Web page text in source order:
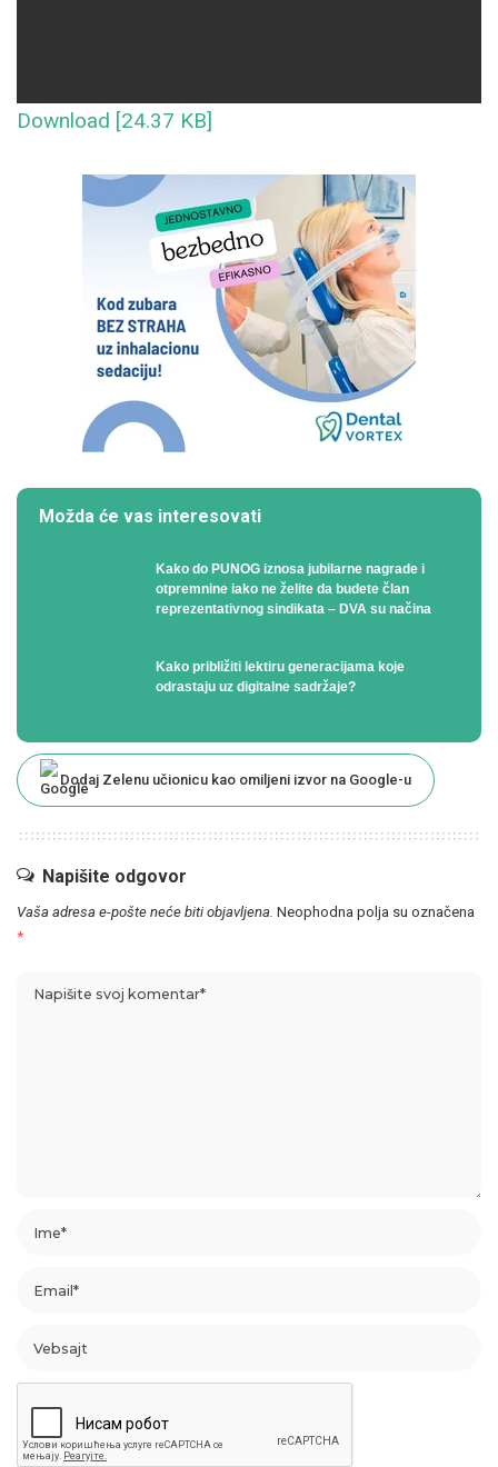
Download [24.37 KB]
Možda će vas interesovati
Kako do PUNOG iznosa jubilarne nagrade i
otpremnine iako ne želite da budete član
reprezentativnog sindikata – DVA su načina
Kako približiti lektiru generacijama koje
odrastaju uz digitalne sadržaje?
Dodaj Zelenu učionicu kao omiljeni izvor na Google-u
Napišite odgovor
Vaša adresa e-pošte neće biti objavljena. Neophodna polja su označena
*